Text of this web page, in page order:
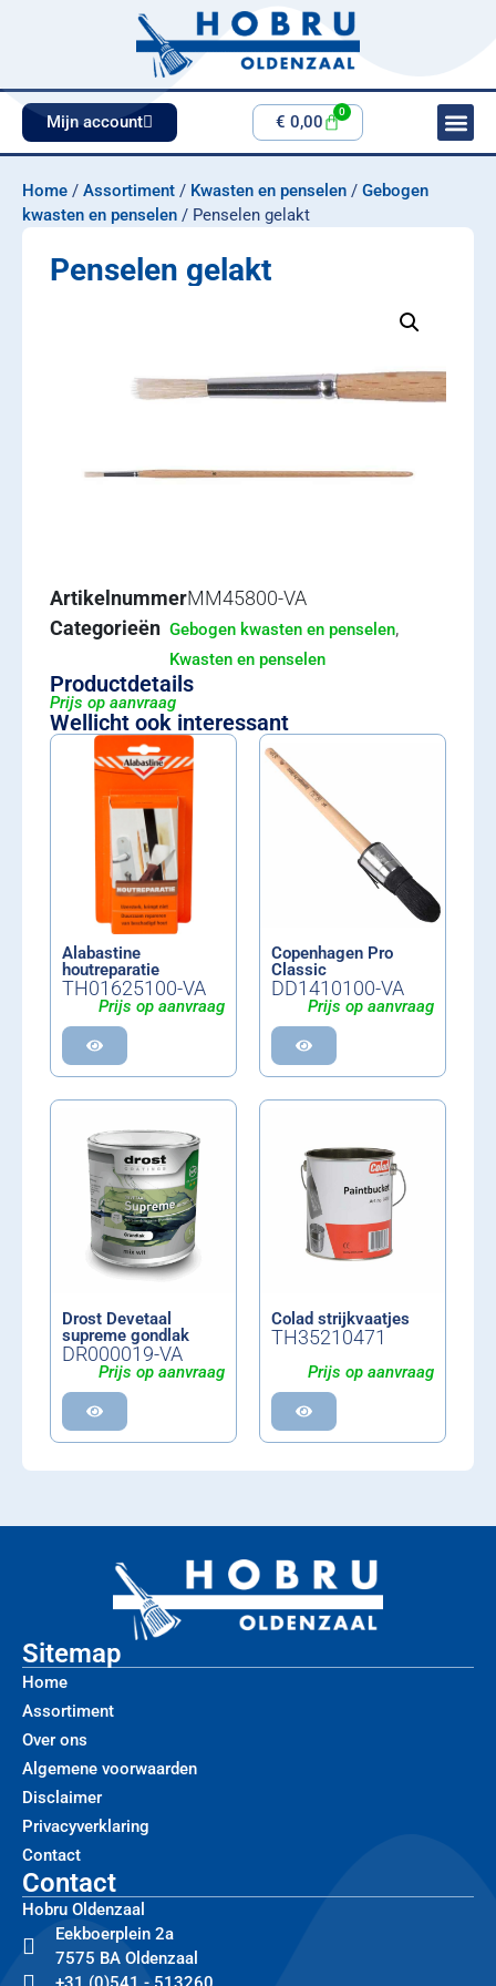
Mijn account € 0,00
0
Home / Assortiment / Kwasten en penselen / Gebogen
kwasten en penselen / Penselen gelakt
Penselen gelakt
ArtikelnummerMM45800-VA
Categorieën Gebogen kwasten en penselen,
Kwasten en penselen
Productdetails
Prijs op aanvraag
Wellicht ook interessant
Alabastine
houtreparatie
TH01625100-VA
Prijs op aanvraag
Copenhagen Pro
Classic
DD1410100-VA
Prijs op aanvraag
Drost Devetaal
supreme gondlak
DR000019-VA
Prijs op aanvraag
Colad strijkvaatjes
TH35210471
Prijs op aanvraag
Sitemap
Home
Assortiment
Over ons
Algemene voorwaarden
Disclaimer
Privacyverklaring
Contact
Contact
Hobru Oldenzaal
Eekboerplein 2a
7575 BA Oldenzaal